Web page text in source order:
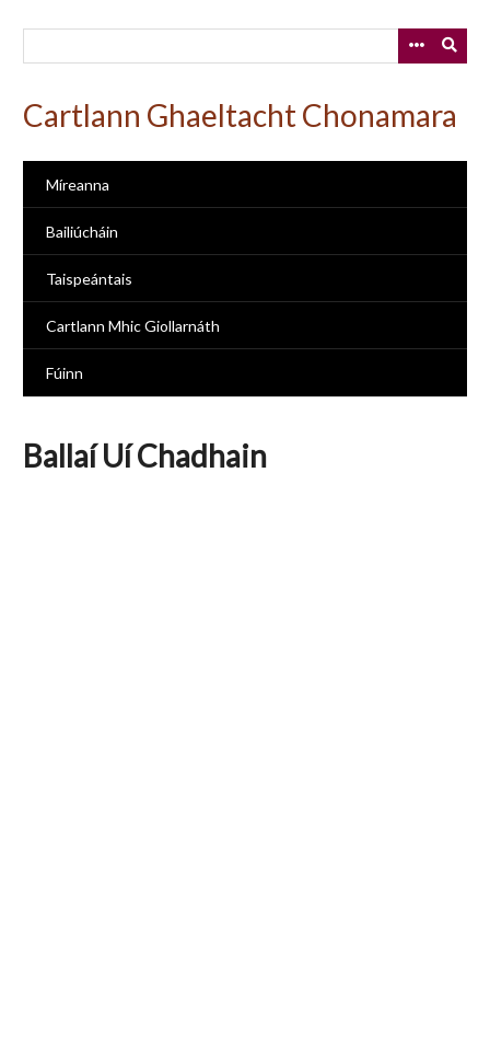
Cartlann Ghaeltacht Chonamara
Míreanna
Bailiúcháin
Taispeántais
Cartlann Mhic Giollarnáth
Fúinn
Ballaí Uí Chadhain